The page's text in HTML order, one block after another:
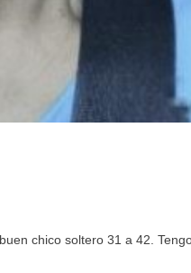
chico soltero 31 a 42.